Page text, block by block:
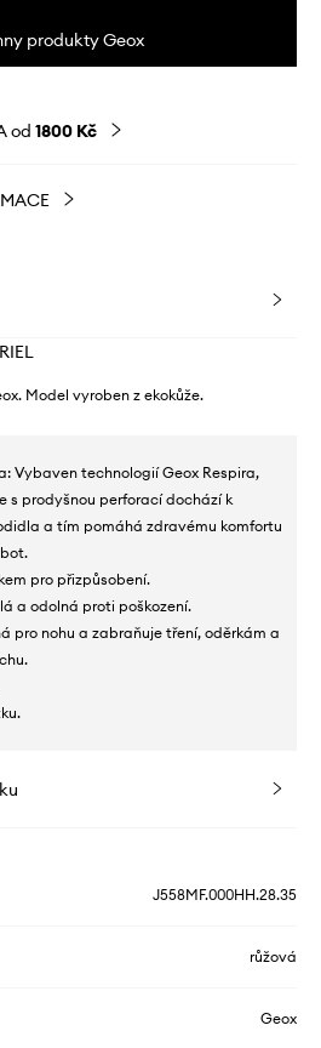
produkty Geox
od 1800 Kč
Model vyroben z ekokůže.
Vybaven technologií Geox Respira,
s prodyšnou perforací dochází k
a tím pomáhá zdravému komfortu
pro přizpůsobení.
a odolná proti poškození.
pro nohu a zabraňuje tření, oděrkám a
J558MF.000HH.28.35
růžová
Geox